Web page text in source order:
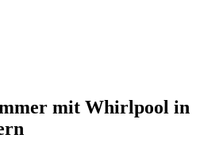
mit Whirlpool in